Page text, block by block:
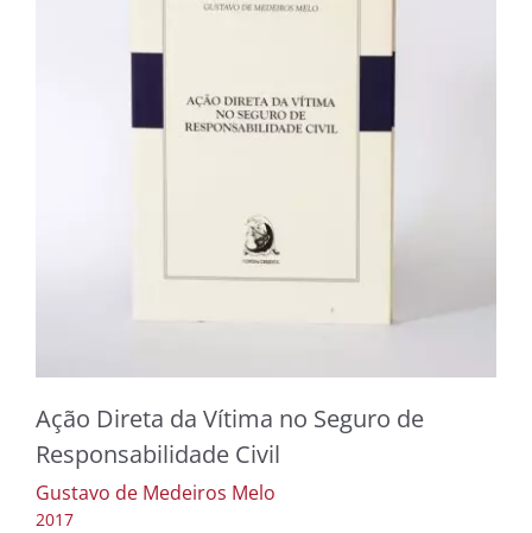
Ação Direta da Vítima no Seguro de
Responsabilidade Civil
Gustavo de Medeiros Melo
2017